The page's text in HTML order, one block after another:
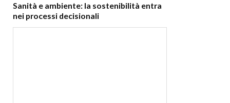
Sanità e ambiente: la sostenibilità entra
nei processi decisionali